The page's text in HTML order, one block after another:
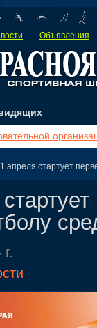
Объявления
апреля стартует